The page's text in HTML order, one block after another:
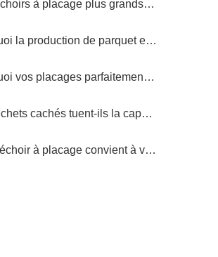
Les séchoirs à placage plus grands permettent-ils vraiment d'économiser de l'argent ?
Pourquoi la production de parquet en eucalyptus a-t-elle besoin d'un séchoir à placages ?
Pourquoi vos placages parfaitement séchés se réhumidifient-ils ?
Les déchets cachés tuent-ils la capacité réelle de votre séchoir à placage ?
Quel séchoir à placage convient à votre usine ?